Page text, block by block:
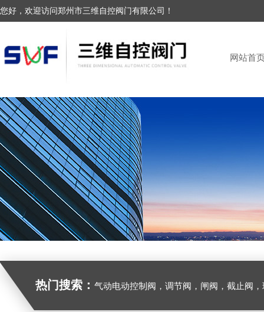
您好，欢迎访问郑州市三维自控阀门有限公司！
网站首
热门搜索： 气动电动控制阀，调节阀，闸阀，截止阀，球阀，蝶阀，止回阀，高温高压